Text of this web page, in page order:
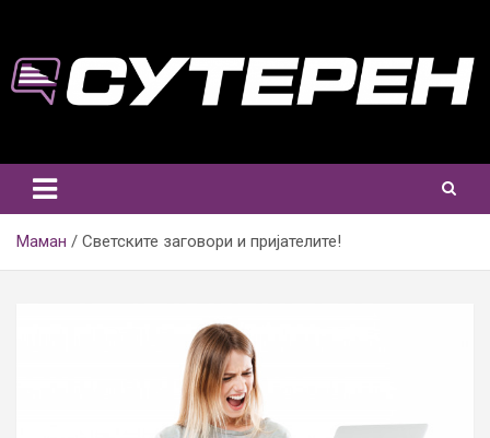
content
Маман Светските заговори и пријателите!